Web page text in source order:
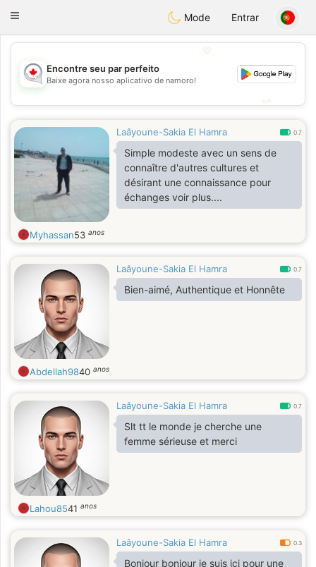
CANADIANchat
Toggle
Mode Entrar
💖
💕
Encontre seu par perfeito
Baixe agora nosso aplicativo de namoro!
Laâyoune-Sakia El Hamra 0.7
Simple modeste avec un sens de
connaître d'autres cultures et
désirant une connaissance pour
échanges voir plus....
Myhassan53 anos
Laâyoune-Sakia El Hamra 0.7
Bien-aimé, Authentique et Honnête
Abdellah9840 anos
Laâyoune-Sakia El Hamra 0.7
Slt tt le monde je cherche une
femme sérieuse et merci
Lahou8541 anos
Laâyoune-Sakia El Hamra 0.3
Bonjour bonjour je suis ici pour une